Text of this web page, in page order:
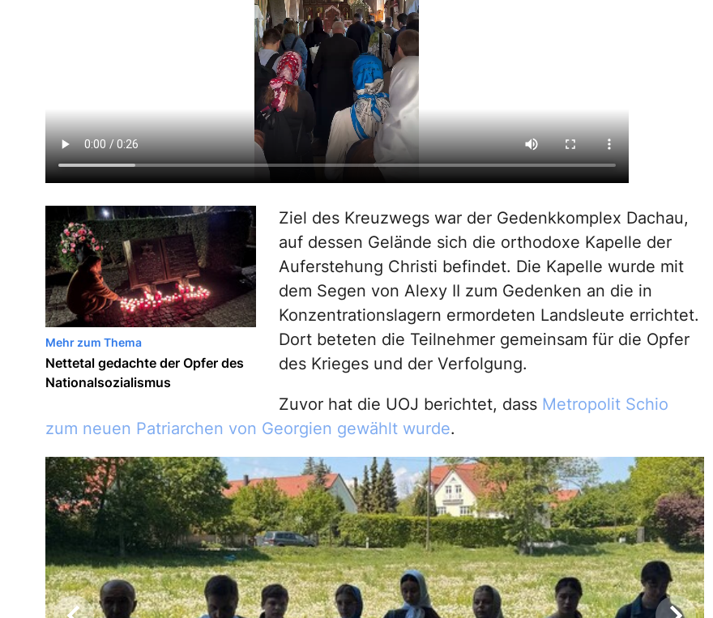
Mehr zum Thema
Nettetal gedachte der Opfer des
Nationalsozialismus
Ziel des Kreuzwegs war der Gedenkkomplex Dachau,
auf dessen Gelände sich die orthodoxe Kapelle der
Auferstehung Christi befindet. Die Kapelle wurde mit
dem Segen von Alexy II zum Gedenken an die in
Konzentrationslagern ermordeten Landsleute errichtet.
Dort beteten die Teilnehmer gemeinsam für die Opfer
des Krieges und der Verfolgung.
Zuvor hat die UOJ berichtet, dass Metropolit Schio
zum neuen Patriarchen von Georgien gewählt wurde.